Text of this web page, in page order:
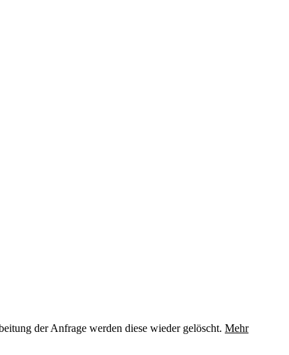
der Anfrage werden diese wieder gelöscht. Mehr